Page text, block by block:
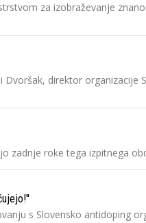
za izobraževanje
direktor
zadnje roke tega izpitnega
s Slovensko